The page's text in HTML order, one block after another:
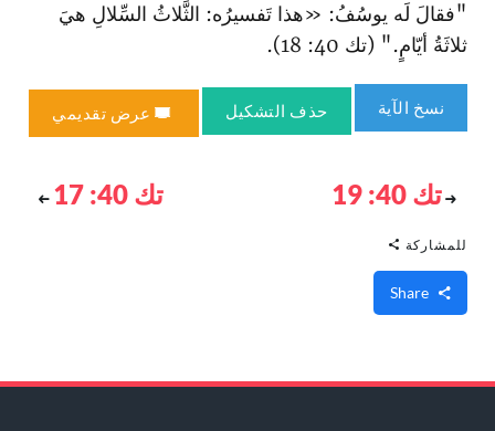
"فقالَ لَه يوسُفُ: «هذا تَفسيرُه: الثَّلاثُ السِّلالِ هيَ
ثلاثَةُ أيّامٍ." (تك 40: 18).
نسخ الآية حذف التشكيل عرض تقديمي
تك 40: 19 تك 40: 17
للمشاركة